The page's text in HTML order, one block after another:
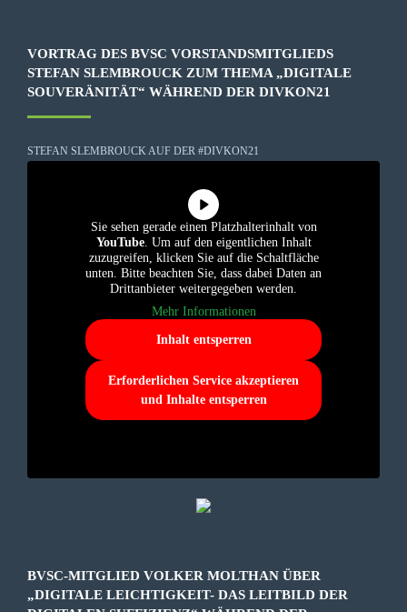
VORTRAG DES BVSC VORSTANDSMITGLIEDS
STEFAN SLEMBROUCK ZUM THEMA „DIGITALE
SOUVERÄNITÄT“ WÄHREND DER DIVKON21
STEFAN SLEMBROUCK AUF DER #DIVKON21
Sie sehen gerade einen Platzhalterinhalt von
YouTube. Um auf den eigentlichen Inhalt
zuzugreifen, klicken Sie auf die Schaltfläche
unten. Bitte beachten Sie, dass dabei Daten an
Drittanbieter weitergegeben werden.
Mehr Informationen
Inhalt entsperren
Erforderlichen Service akzeptieren
und Inhalte entsperren
BVSC-MITGLIED VOLKER MOLTHAN ÜBER
„DIGITALE LEICHTIGKEIT- DAS LEITBILD DER